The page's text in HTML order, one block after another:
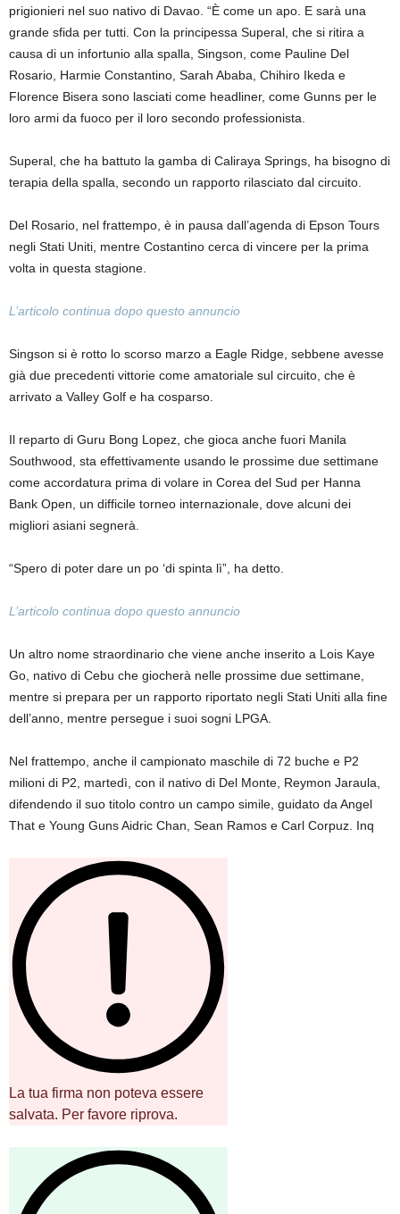
prigionieri nel suo nativo di Davao. “È come un apo. E sarà una
grande sfida per tutti. Con la principessa Superal, che si ritira a
causa di un infortunio alla spalla, Singson, come Pauline Del
Rosario, Harmie Constantino, Sarah Ababa, Chihiro Ikeda e
Florence Bisera sono lasciati come headliner, come Gunns per le
loro armi da fuoco per il loro secondo professionista.
Superal, che ha battuto la gamba di Caliraya Springs, ha bisogno di
terapia della spalla, secondo un rapporto rilasciato dal circuito.
Del Rosario, nel frattempo, è in pausa dall’agenda di Epson Tours
negli Stati Uniti, mentre Costantino cerca di vincere per la prima
volta in questa stagione.
L’articolo continua dopo questo annuncio
Singson si è rotto lo scorso marzo a Eagle Ridge, sebbene avesse
già due precedenti vittorie come amatoriale sul circuito, che è
arrivato a Valley Golf e ha cosparso.
Il reparto di Guru Bong Lopez, che gioca anche fuori Manila
Southwood, sta effettivamente usando le prossime due settimane
come accordatura prima di volare in Corea del Sud per Hanna
Bank Open, un difficile torneo internazionale, dove alcuni dei
migliori asiani segnerà.
“Spero di poter dare un po ‘di spinta lì”, ha detto.
L’articolo continua dopo questo annuncio
Un altro nome straordinario che viene anche inserito a Lois Kaye
Go, nativo di Cebu che giocherà nelle prossime due settimane,
mentre si prepara per un rapporto riportato negli Stati Uniti alla fine
dell’anno, mentre persegue i suoi sogni LPGA.
Nel frattempo, anche il campionato maschile di 72 buche e P2
milioni di P2, martedì, con il nativo di Del Monte, Reymon Jaraula,
difendendo il suo titolo contro un campo simile, guidato da Angel
That e Young Guns Aidric Chan, Sean Ramos e Carl Corpuz. Inq
La tua firma non poteva essere
salvata. Per favore riprova.